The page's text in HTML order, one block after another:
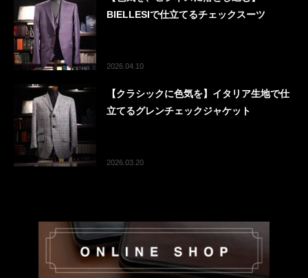
BIELLESIで仕立てるチェックスーツ
2026.04.10
【クラシックに色気を】イタリア生地で仕
立てるグレンチェックジャケット
2026.03.20